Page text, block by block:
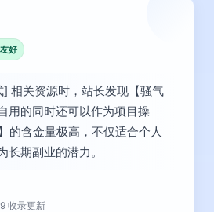
好
相关资源时，站长发现【骚气
用的同时还可以作为项目操
的含金量极高，不仅适合个人
长期副业的潜力。
收录更新